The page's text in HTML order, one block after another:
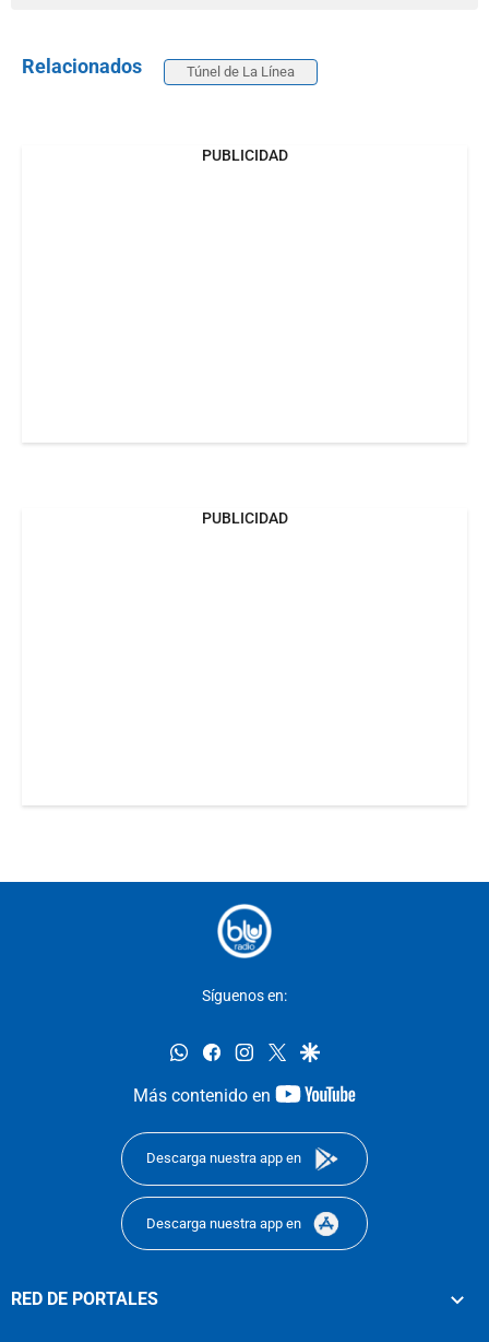
Relacionados Túnel de La Línea
PUBLICIDAD
PUBLICIDAD
Síguenos en:
whatsappfacebookinstagram
twittergoogle
Más contenido en
youtube-
Descarga nuestra app en
Descarga nuestra app en
RED DE PORTALES